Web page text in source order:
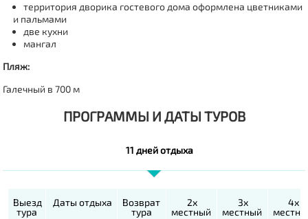
территория дворика гостевого дома оформлена цветниками
и пальмами
две кухни
мангал
Пляж:
Галечный в 700 м
ПРОГРАММЫ И ДАТЫ ТУРОВ
11 дней отдыха
Выезд
тура
Даты отдыха
Возврат
тура
2х
местный
3х
местный
4х